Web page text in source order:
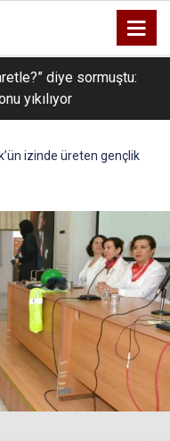
diye sormuştu:
yıkılıyor
izinde üreten gençlik